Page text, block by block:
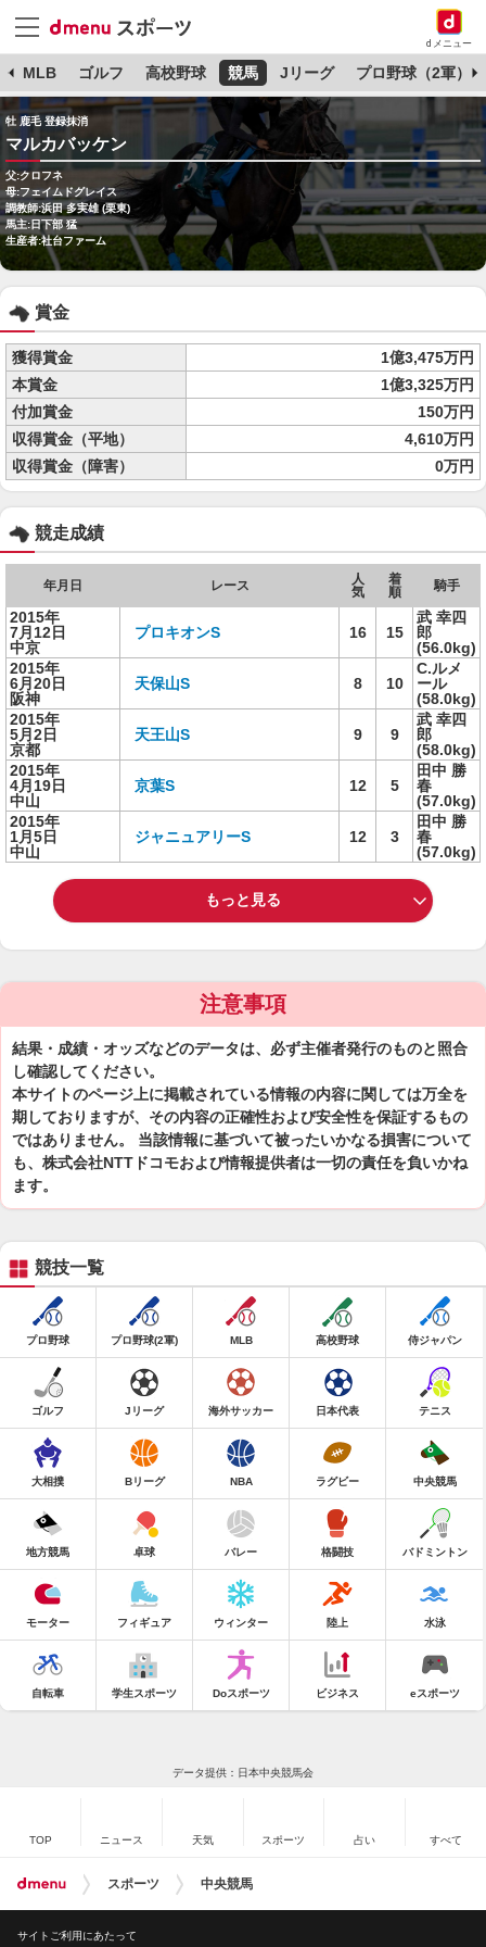
dメニュー
MLB ゴルフ 高校野球 競馬 Jリーグ プロ野球（2軍）
牡 鹿毛 登録抹消
マルカバッケン
父:クロフネ
母:フェイムドグレイス
調教師:浜田 多実雄 (栗東)
馬主:日下部 猛
生産者:社台ファーム
賞金
獲得賞金
1億3,475万円
本賞金
1億3,325万円
付加賞金
150万円
収得賞金（平地）
4,610万円
収得賞金（障害）
0万円
競走成績
年月日 レース
人
気
着
順
騎手
2015年
7月12日
中京
プロキオンS 16 15
武 幸四
郎
(56.0kg)
2015年
6月20日
阪神
天保山S 8 10
C.ルメ
ール
(58.0kg)
2015年
5月2日
京都
天王山S 9 9
武 幸四
郎
(58.0kg)
2015年
4月19日
中山
京葉S 12 5
田中 勝
春
(57.0kg)
2015年
1月5日
中山
ジャニュアリーS 12 3
田中 勝
春
(57.0kg)
もっと見る
注意事項
結果・成績・オッズなどのデータは、必ず主催者発行のものと照合
し確認してください。
本サイトのページ上に掲載されている情報の内容に関しては万全を
期しておりますが、その内容の正確性および安全性を保証するもの
ではありません。 当該情報に基づいて被ったいかなる損害について
も、株式会社NTTドコモおよび情報提供者は一切の責任を負いかね
ます。
競技一覧
プロ野球 プロ野球(2軍) MLB 高校野球 侍ジャパン
ゴルフ Jリーグ 海外サッカー 日本代表 テニス
大相撲 Bリーグ NBA ラグビー 中央競馬
地方競馬 卓球 バレー 格闘技 バドミントン
モーター フィギュア ウィンター 陸上 水泳
自転車 学生スポーツ Doスポーツ ビジネス eスポーツ
データ提供：日本中央競馬会
TOP ニュース 天気 スポーツ 占い すべて
スポーツ 中央競馬
サイトご利用にあたって